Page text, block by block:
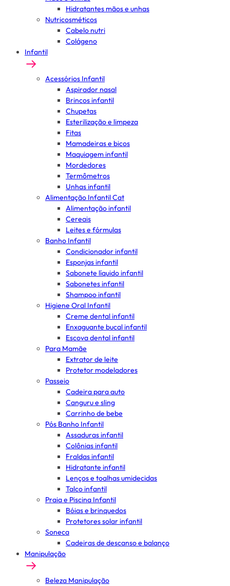
Hidratantes mãos e unhas
Nutricosméticos
Cabelo nutri
Colágeno
Infantil
Acessórios Infantil
Aspirador nasal
Brincos infantil
Chupetas
Esterilização e limpeza
Fitas
Mamadeiras e bicos
Maquiagem infantil
Mordedores
Termômetros
Unhas infantil
Alimentação Infantil Cat
Alimentação infantil
Cereais
Leites e fórmulas
Banho Infantil
Condicionador infantil
Esponjas infantil
Sabonete líquido infantil
Sabonetes infantil
Shampoo infantil
Higiene Oral Infantil
Creme dental infantil
Enxaguante bucal infantil
Escova dental infantil
Para Mamãe
Extrator de leite
Protetor modeladores
Passeio
Cadeira para auto
Canguru e sling
Carrinho de bebe
Pós Banho Infantil
Assaduras infantil
Colônias infantil
Fraldas infantil
Hidratante infantil
Lenços e toalhas umidecidas
Talco infantil
Praia e Piscina Infantil
Bóias e brinquedos
Protetores solar infantil
Soneca
Cadeiras de descanso e balanço
Manipulação
Beleza Manipulação